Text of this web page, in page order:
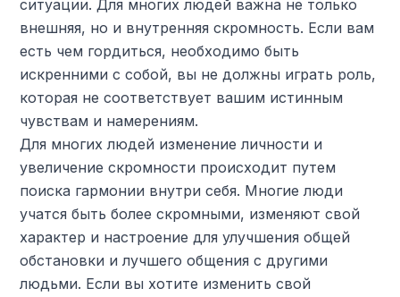
ситуации. Для многих людей важна не только
внешняя, но и внутренняя скромность. Если вам
есть чем гордиться, необходимо быть
искренними с собой, вы не должны играть роль,
которая не соответствует вашим истинным
чувствам и намерениям.
Для многих людей изменение личности и
увеличение скромности происходит путем
поиска гармонии внутри себя. Многие люди
учатся быть более скромными, изменяют свой
характер и настроение для улучшения общей
обстановки и лучшего общения с другими
людьми. Если вы хотите изменить свой